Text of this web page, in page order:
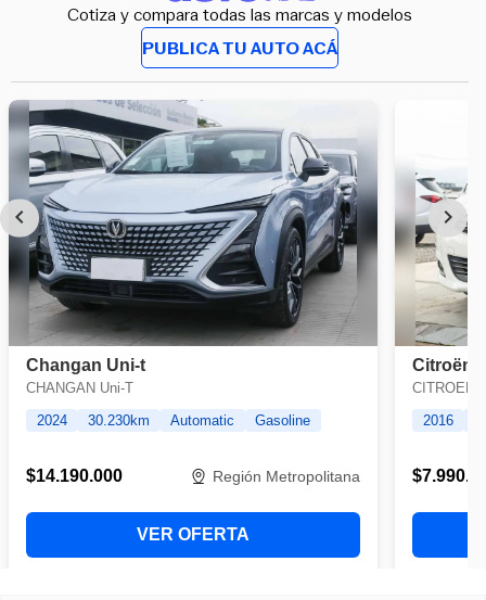
Cotiza y compara todas las marcas y modelos
PUBLICA TU AUTO ACÁ